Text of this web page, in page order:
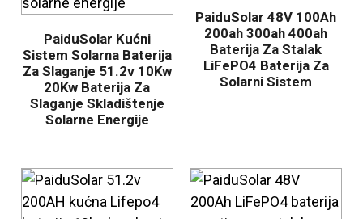
PaiduSolar Kućni
Sistem Solarna Baterija
Za Slaganje 51.2v 10Kw
20Kw Baterija Za
Slaganje Skladištenje
Solarne Energije
PaiduSolar 48V 100Ah
200ah 300ah 400ah
Baterija Za Stalak
LiFePO4 Baterija Za
Solarni Sistem